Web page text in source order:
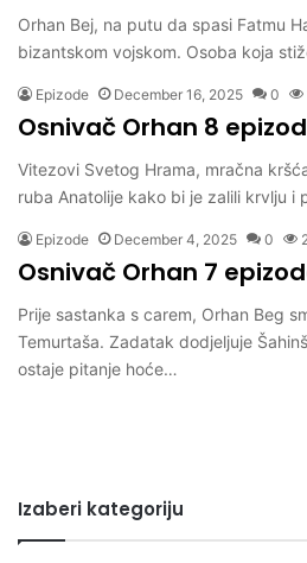
Orhan Bej, na putu da spasi Fatmu
bizantskom vojskom. Osoba koja
Epizode December 16, 2025 0
Osnivač Orhan 8
Vitezovi Svetog Hrama, mračna
ruba Anatolije kako bi je zalili krvlju i
Epizode December 4, 2025 0
Osnivač Orhan 7
Prije sastanka s carem, Orhan Beg
Temurtaša. Zadatak dodjeljuje
ostaje pitanje hoće…
Izaberi kategoriju